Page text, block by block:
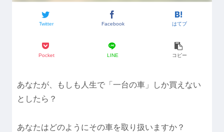
Twitter Facebook はてブ
Pocket LINE コピー
あなたが、もしも人生で「一台の車」しか買えない
としたら？
あなたはどのようにその車を取り扱いますか？